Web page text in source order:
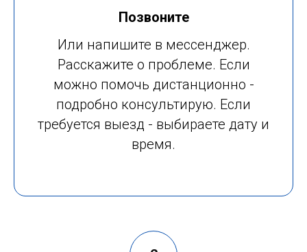
Позвоните
Или напишите в мессенджер.
Расскажите о проблеме. Если
можно помочь дистанционно -
подробно консультирую. Если
требуется выезд - выбираете дату и
время.